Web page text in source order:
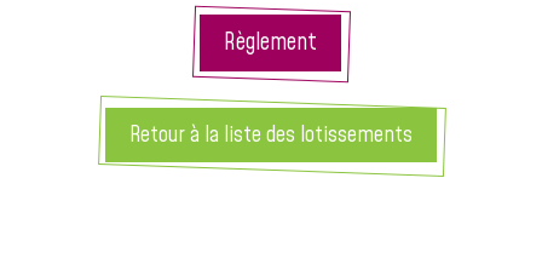
Règlement
Retour à la liste des lotissements